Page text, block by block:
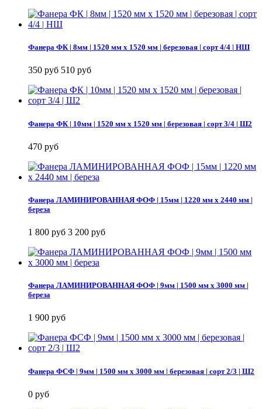
Фанера ФК | 8мм | 1520 мм х 1520 мм | березовая | сорт 4/4 | НШ
350 руб 510 руб
Фанера ФК | 10мм | 1520 мм х 1520 мм | березовая | сорт 3/4 | Ш2
470 руб
Фанера ЛАМИНИРОВАННАЯ ФОФ | 15мм | 1220 мм х 2440 мм |
береза
1 800 руб 3 200 руб
Фанера ЛАМИНИРОВАННАЯ ФОФ | 9мм | 1500 мм х 3000 мм |
береза
1 900 руб
Фанера ФСФ | 9мм | 1500 мм х 3000 мм | березовая | сорт 2/3 | Ш2
0 руб